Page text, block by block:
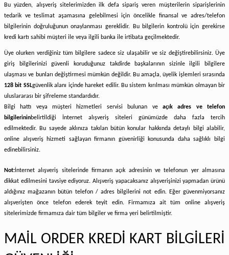
Bu yüzden, alışveriş sitelerimizden ilk defa sipariş veren müşterilerin siparişlerinin
tedarik ve teslimat aşamasına gelebilmesi için öncelikle finansal ve adres/telefon
bilgilerinin doğruluğunun onaylanması gereklidir. Bu bilgilerin kontrolü için gerekirse
kredi kartı sahibi müşteri ile veya ilgili banka ile irtibata geçilmektedir.
Üye olurken verdiğiniz tüm bilgilere sadece siz ulaşabilir ve siz değiştirebilirsiniz. Üye
giriş bilgilerinizi güvenli koruduğunuz takdirde başkalarının sizinle ilgili bilgilere
ulaşması ve bunları değiştirmesi mümkün değildir. Bu amaçla, üyelik işlemleri sırasında
128 bit SSLgüvenlik alanı içinde hareket edilir. Bu sistem kırılması mümkün olmayan bir
uluslararası bir şifreleme standardıdır.
Bilgi hattı veya müşteri hizmetleri servisi bulunan ve açık adres ve telefon
bilgilerininbelirtildiği İnternet alışveriş siteleri günümüzde daha fazla tercih
edilmektedir. Bu sayede aklınıza takılan bütün konular hakkında detaylı bilgi alabilir,
online alışveriş hizmeti sağlayan firmanın güvenirliği konusunda daha sağlıklı bilgi
edinebilirsiniz.
Not: İnternet alışveriş sitelerinde firmanın açık adresinin ve telefonun yer almasına
dikkat edilmesini tavsiye ediyoruz. Alışveriş yapacaksanız alışverişinizi yapmadan ürünü
aldığınız mağazanın bütün telefon / adres bilgilerini not edin. Eğer güvenmiyorsanız
alışverişten önce telefon ederek teyit edin. Firmamıza ait tüm online alışveriş
sitelerimizde firmamıza dair tüm bilgiler ve firma yeri belirtilmiştir.
MAİL ORDER KREDİ KART BİLGİLERİ